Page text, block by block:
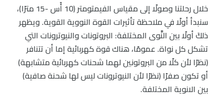
خلال رحلتنا وصولًا إلى مقياس الفيمتومتر (10 أُس -15 مترًا)،
سنبدأ أولًا في ملاحظة تأثيرات القوة النووية القوية. ويظهر
ذلكَ أولًا بين النَّوى المختلفة: البروتونات والنيوترونات التي
تشكل كل نواة. عمومًا، هناك قوة كهربائية إما أن تتنافر
(نظرًا لأن كلًا من البروتونين لهما شحنات كهربائية متشابهة)
أو تكون صفرًا (نظرًا لأن النيوترونات ليس لها شحنة صافية)
بين الانوية المختلفة.